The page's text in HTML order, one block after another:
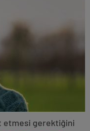
etmesi gerektiğini